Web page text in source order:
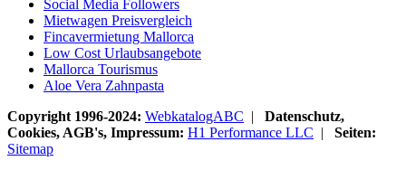
Social Media Followers
Mietwagen Preisvergleich
Fincavermietung Mallorca
Low Cost Urlaubsangebote
Mallorca Tourismus
Aloe Vera Zahnpasta
Copyright 1996-2024: WebkatalogABC | Datenschutz,
Cookies, AGB's, Impressum: H1 Performance LLC | Seiten:
Sitemap